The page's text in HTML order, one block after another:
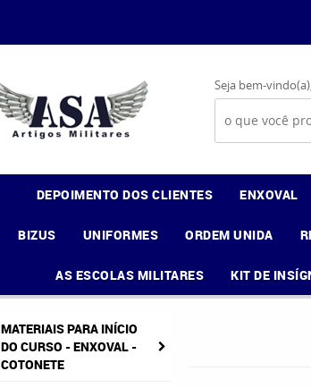
Seja bem-
DEPOIMENTO DOS CLIENTES ENXOVAL
BIZUS UNIFORMES ORDEM UNIDA
AS ESCOLAS MILITARES KIT DE
MATERIAIS PARA INÍCIO
DO CURSO - ENXOVAL -
COTONETE